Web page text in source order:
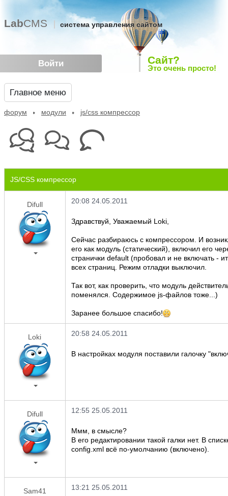
Войти
LabCMS система управления сайтом
Сайт?
Это очень просто!
Главное меню
форум модули js/css компрессор
JS/CSS компрессор
Difull 20:08 24.05.2011
Здравствуй, Уважаемый Loki,
Сейчас разбираюсь с компрессором. И
его как модуль (статический), включил его
странички default (пробовал и не включать -
всех страниц. Режим отладки выключил.
Так вот, как проверить, что модуль
поменялся. Содержимое js-файлов тоже...)
Заранее большое спасибо!
Loki 20:58 24.05.2011
В настройках модуля поставили галочку
Difull 12:55 25.05.2011
Ммм, в смысле?
В его редактировании такой галки нет. В
config.xml всё по-умолчанию (включено).
Sam41 13:21 25.05.2011